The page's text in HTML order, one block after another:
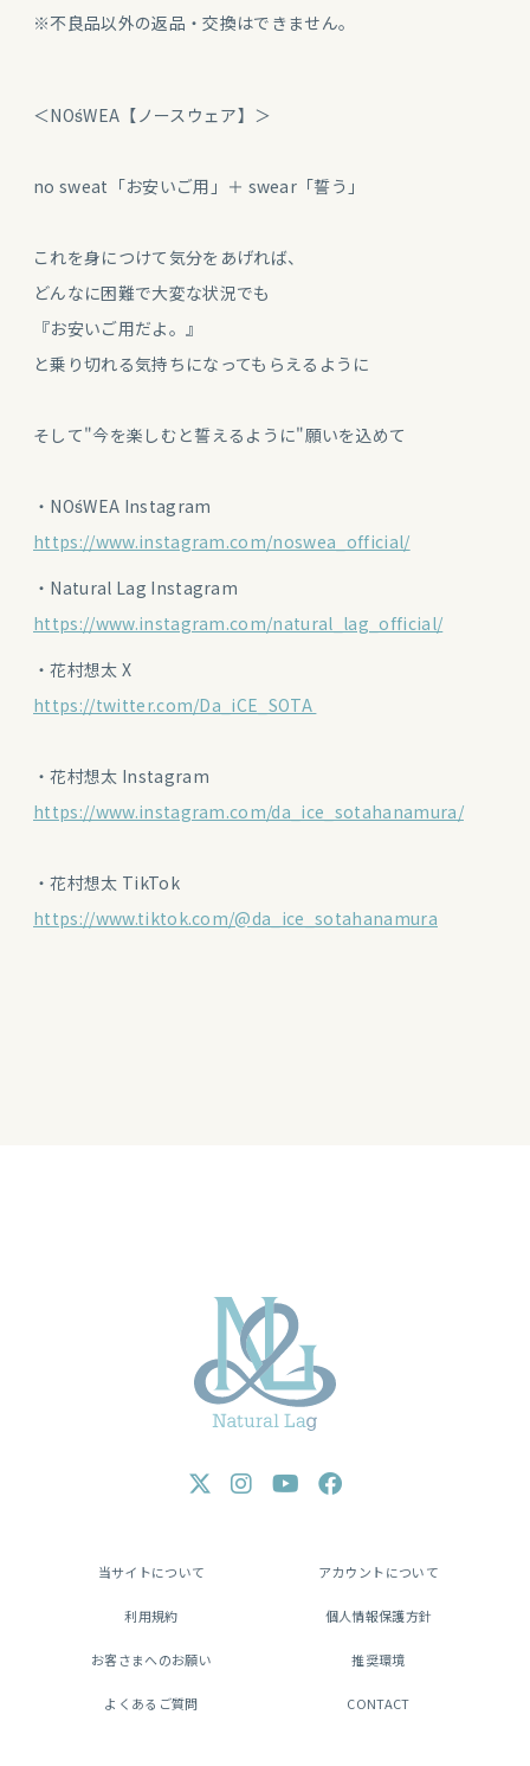
※不良品以外の返品・交換はできません。
＜NOśWEA【ノースウェア】＞
no sweat「お安いご用」＋ swear「誓う」
これを身につけて気分をあげれば、
どんなに困難で大変な状況でも
『お安いご用だよ。』
と乗り切れる気持ちになってもらえるように
そして"今を楽しむと誓えるように"願いを込めて
・NOśWEA Instagram
https://www.instagram.com/noswea_official/
・Natural Lag Instagram
https://www.instagram.com/natural_lag_official/
・花村想太 X
https://twitter.com/Da_iCE_SOTA
・花村想太 Instagram
https://www.instagram.com/da_ice_sotahanamura/
・花村想太 TikTok
https://www.tiktok.com/@da_ice_sotahanamura
当サイトについて アカウントについて
利用規約 個人情報保護方針
お客さまへのお願い 推奨環境
よくあるご質問 CONTACT